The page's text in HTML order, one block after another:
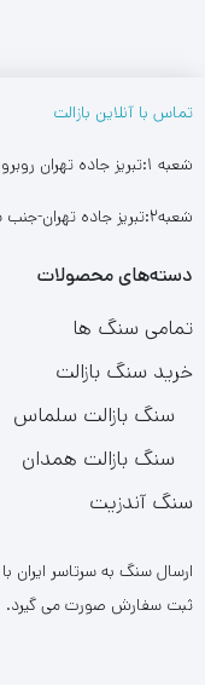
تماس با آنلاین بازالت
شعبه ۱:تبریز جاده تهران روبروی کافی شاپ وحید
شعبه۲:تبریز جاده تهران-جنب پارک آبی هلیا-کوچه دوم شهرسنگ تبریز
دسته‌های محصولات
تمامی سنگ ها
خرید سنگ بازالت
سنگ بازالت سلماس
سنگ بازالت همدان
سنگ آندزیت
ارسال سنگ به سرتاسر ایران
ثبت سفارش صورت می گیرد.